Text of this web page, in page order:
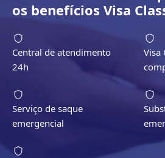
os benefícios Visa
Central de atendimento
24h
Visa
Serviço de saque
emergencial